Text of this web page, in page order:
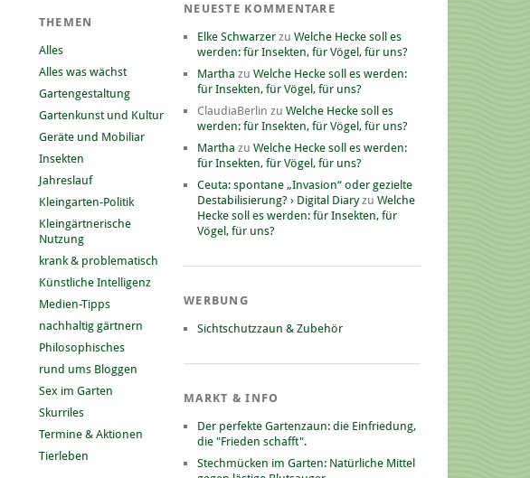
THEMEN
Alles
Alles was wächst
Gartengestaltung
Gartenkunst und Kultur
Geräte und Mobiliar
Insekten
Jahreslauf
Kleingarten-Politik
Kleingärtnerische
Nutzung
krank & problematisch
Künstliche Intelligenz
Medien-Tipps
nachhaltig gärtnern
Philosophisches
rund ums Bloggen
Sex im Garten
Skurriles
Termine & Aktionen
Tierleben
NEUESTE KOMMENTARE
Elke Schwarzer zu Welche Hecke soll es
werden: für Insekten, für Vögel, für uns?
Martha zu Welche Hecke soll es werden:
für Insekten, für Vögel, für uns?
ClaudiaBerlin zu Welche Hecke soll es
werden: für Insekten, für Vögel, für uns?
Martha zu Welche Hecke soll es werden:
für Insekten, für Vögel, für uns?
Ceuta: spontane „Invasion“ oder gezielte
Destabilisierung? › Digital Diaryzu Welche
Hecke soll es werden: für Insekten, für
Vögel, für uns?
WERBUNG
Sichtschutzzaun & Zubehör
MARKT & INFO
Der perfekte Gartenzaun: die Einfriedung,
die "Frieden schafft".
Stechmücken im Garten: Natürliche Mittel